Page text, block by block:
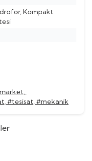
Kompakt
,
,#tesisat,#mekanik